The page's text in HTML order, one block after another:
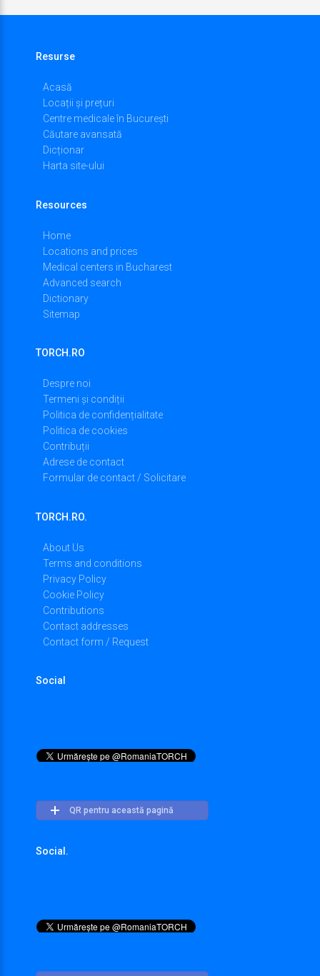
Resurse
Acasă
Locații și prețuri
Centre medicale în București
Căutare avansată
Dicționar
Harta site-ului
Resources
Home
Locations and prices
Medical centers in Bucharest
Advanced search
Dictionary
Sitemap
TORCH.RO
Despre noi
Termeni și condiții
Politica de confidențialitate
Politica de cookies
Contribuții
Adrese de contact
Formular de contact / Solicitare
TORCH.RO.
About Us
Terms and conditions
Privacy Policy
Cookie Policy
Contributions
Contact addresses
Contact form / Request
Social
QR pentru această pagină
Social.